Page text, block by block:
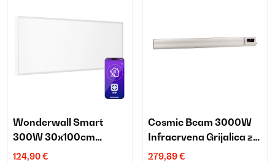
Wonderwall Smart
300W 30x100cm
Infrapanel Bijela
124,90 €
Cosmic Beam 3000W
Infracrvena Grijalica za
Zid Bijela
279,89 €